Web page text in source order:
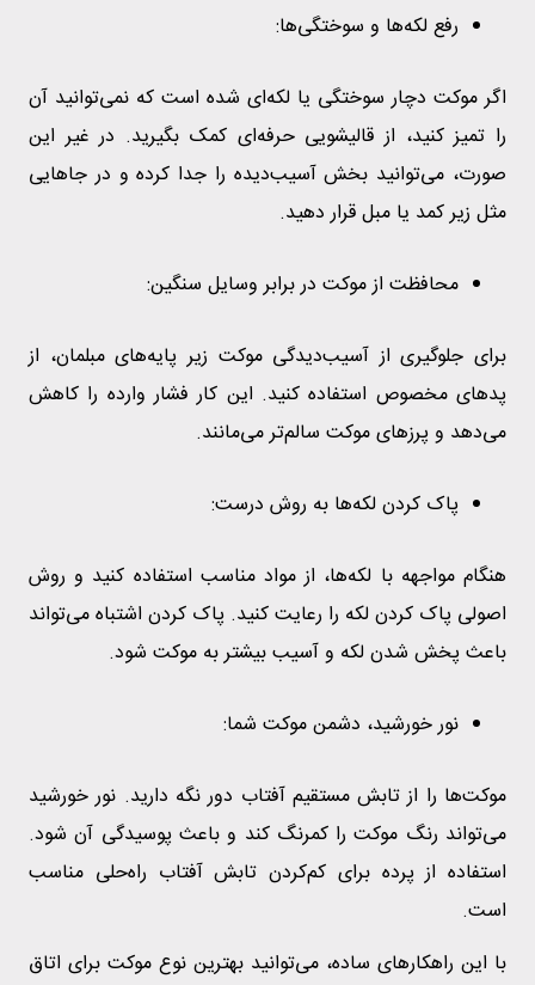
رفع لکه‌ها و سوختگی‌ها:
اگر موکت دچار سوختگی یا لکه‌ای شده است که نمی‌توانید آن
را تمیز کنید، از قالیشویی حرفه‌ای کمک بگیرید. در غیر این
صورت، می‌توانید بخش آسیب‌دیده را جدا کرده و در جاهایی
مثل زیر کمد یا مبل قرار دهید.
محافظت از موکت در برابر وسایل سنگین:
برای جلوگیری از آسیب‌دیدگی موکت زیر پایه‌های مبلمان، از
پدهای مخصوص استفاده کنید. این کار فشار وارده را کاهش
می‌دهد و پرزهای موکت سالم‌تر می‌مانند.
پاک کردن لکه‌ها به روش درست:
هنگام مواجهه با لکه‌ها، از مواد مناسب استفاده کنید و روش
اصولی پاک کردن لکه را رعایت کنید. پاک کردن اشتباه می‌تواند
باعث پخش شدن لکه و آسیب بیشتر به موکت شود.
نور خورشید، دشمن موکت شما:
موکت‌ها را از تابش مستقیم آفتاب دور نگه دارید. نور خورشید
می‌تواند رنگ موکت را کمرنگ کند و باعث پوسیدگی آن شود.
استفاده از پرده برای کم‌کردن تابش آفتاب راه‌حلی مناسب
است.
با این راهکارهای ساده، می‌توانید بهترین نوع موکت برای اتاق